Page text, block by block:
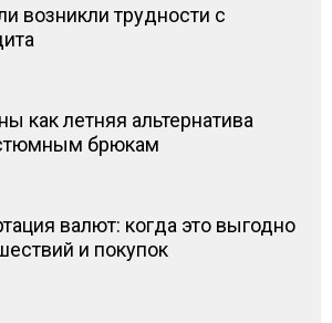
возникли трудности с
как летняя альтернатива
брюкам
валют: когда это выгодно
и покупок